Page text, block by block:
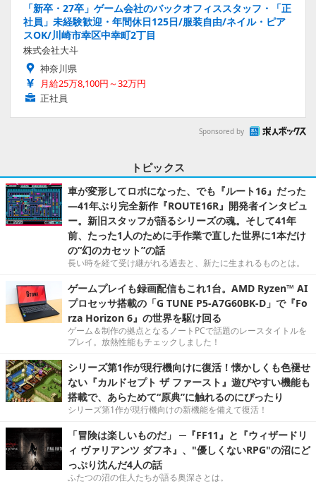
「新卒・27卒」ゲーム会社のバックオフィススタッフ・「正
社員」未経験歓迎・年間休日125日/服装自由/ネイル・ピア
スOK/川崎市幸区中幸町2丁目
株式会社大斗
神奈川県
月給25万8,100円～32万円
正社員
Sponsored by
トピックス
車が変形してロボになった、でも『ルート16』だった
―41年ぶり完全新作『ROUTE16R』開発者インタビュ
ー。新旧スタッフが語るシリーズの魂。そして41年
前、たった1人のために手作業で直した世界に1本だけ
の“幻のカセット”の話
長い時を経て受け継がれる過去と、新たに生まれるものとは。
ゲームプレイも録画配信もこれ1台。AMD Ryzen™ AI
プロセッサ搭載の「G TUNE P5-A7G60BK-D」で『Fo
rza Horizon 6』の世界を駆け回る
ゲーム＆制作の拠点となるノートPCで話題のレースタイトルを
プレイ。放熱性能もチェックしました！
シリーズ第1作が現行機向けに復活！懐かしくも色褪せ
ない『カルドセプト ザ ファースト』遊びやすい機能も
搭載で、あらためて“原典”に触れるのにぴったり
シリーズ第1作が現行機向けの新機能を備えて復活！
「冒険は楽しいものだ」 ─『FF11』と『ウィザードリ
ィ ヴァリアンツ ダフネ』、"優しくないRPG"の沼にど
っぷり沈んだ4人の話
ふたつの沼の住人たちが語る奥深さとは。